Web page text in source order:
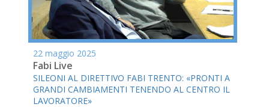
22 maggio 2025
Fabi Live
SILEONI AL DIRETTIVO FABI TRENTO: «PRONTI A
GRANDI CAMBIAMENTI TENENDO AL CENTRO IL
LAVORATORE»